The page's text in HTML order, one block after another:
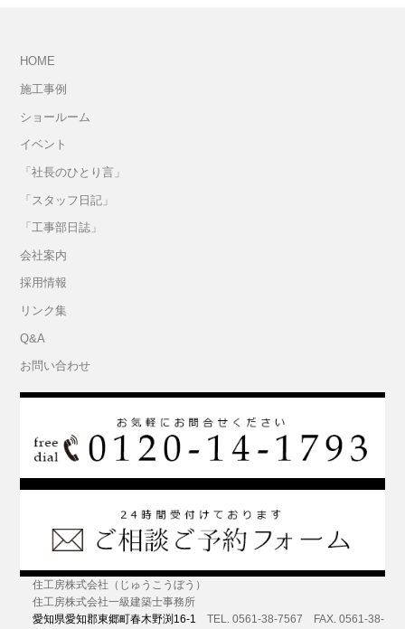
HOME
施工事例
ショールーム
イベント
「社長のひとり言」
「スタッフ日記」
「工事部日誌」
会社案内
採用情報
リンク集
Q&A
お問い合わせ
住工房株式会社（じゅうこうぼう）
住工房株式会社一級建築士事務所
愛知県愛知郡東郷町春木野渕16-1
TEL. 0561-38-7567 FAX. 0561-38-